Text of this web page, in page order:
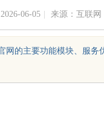
2026-06-05 来源：互联网
网的主要功能模块、服